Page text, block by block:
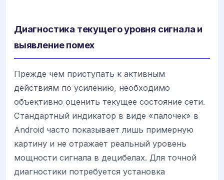
Диагностика текущего уровня сигнала и
выявление помех
Прежде чем приступать к активным
действиям по усилению, необходимо
объективно оценить текущее состояние сети.
Стандартный индикатор в виде «палочек» в
Android часто показывает лишь примерную
картину и не отражает реальный уровень
мощности сигнала в децибелах. Для точной
диагностики потребуется установка